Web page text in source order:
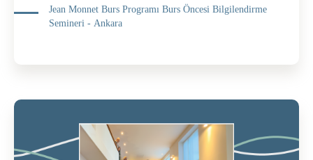
Jean Monnet Burs Programı Burs Öncesi Bilgilendirme
Semineri - Ankara